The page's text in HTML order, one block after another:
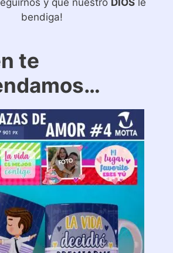
y que nuestro DIOSle
bendiga!
te